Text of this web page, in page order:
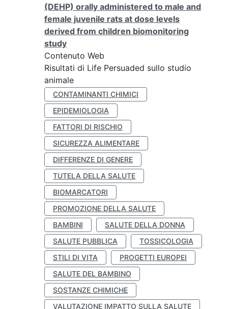
(DEHP) orally administered to male and
female juvenile rats at dose levels
derived from children biomonitoring
study
Contenuto Web
Risultati di Life Persuaded sullo studio
animale
CONTAMINANTI CHIMICI
EPIDEMIOLOGIA
FATTORI DI RISCHIO
SICUREZZA ALIMENTARE
DIFFERENZE DI GENERE
TUTELA DELLA SALUTE
BIOMARCATORI
PROMOZIONE DELLA SALUTE
BAMBINI
SALUTE DELLA DONNA
SALUTE PUBBLICA
TOSSICOLOGIA
STILI DI VITA
PROGETTI EUROPEI
SALUTE DEL BAMBINO
SOSTANZE CHIMICHE
VALUTAZIONE IMPATTO SULLA SALUTE